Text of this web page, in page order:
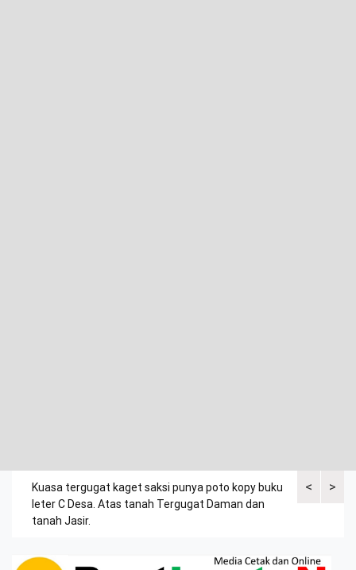
<
Kuasa tergugat kaget saksi punya poto kopy buku
leter C Desa. Atas tanah Tergugat Daman dan
tanah Jasir.
Dalam>